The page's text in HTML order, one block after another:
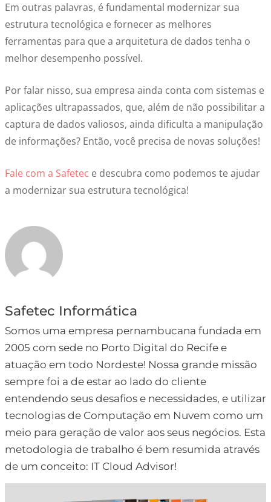
Em outras palavras, é fundamental modernizar sua
estrutura tecnológica e fornecer as melhores
ferramentas para que a arquitetura de dados tenha o
melhor desempenho possível.
Por falar nisso, sua empresa ainda conta com sistemas e
aplicações ultrapassados, que, além de não possibilitar a
captura de dados valiosos, ainda dificulta a manipulação
de informações? Então, você precisa de novas soluções!
Fale com a Safetec e descubra como podemos te ajudar
a modernizar sua estrutura tecnológica!
Safetec Informática
Somos uma empresa pernambucana fundada em
2005 com sede no Porto Digital do Recife e
atuação em todo Nordeste! Nossa grande missão
sempre foi a de estar ao lado do cliente
entendendo seus desafios e necessidades, e utilizar
tecnologias de Computação em Nuvem como um
meio para geração de valor aos seus negócios. Esta
metodologia de trabalho é bem resumida através
de um conceito: IT Cloud Advisor!